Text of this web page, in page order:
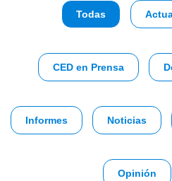
Todas
CED en Prensa
Informes Noticias
Opinión